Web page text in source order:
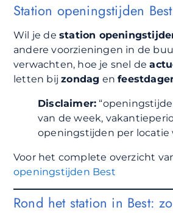
Station openingstijden
Wil je de station
andere voorzieningen in de
verwachten, hoe je snel de
letten bijzondag en
Disclaimer:
van de week,
openingstijden per locatie
Voor het complete overzicht
openingstijden Best
Rond het station in Best: